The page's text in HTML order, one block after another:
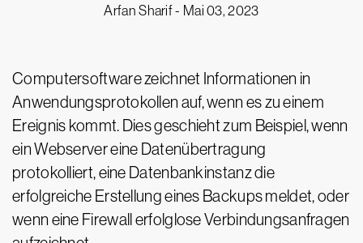
Arfan Sharif - Mai 03, 2023
Computersoftware zeichnet Informationen in
Anwendungsprotokollen auf, wenn es zu einem
Ereignis kommt. Dies geschieht zum Beispiel, wenn
ein Webserver eine Datenübertragung
protokolliert, eine Datenbankinstanz die
erfolgreiche Erstellung eines Backups meldet, oder
wenn eine Firewall erfolglose Verbindungsanfragen